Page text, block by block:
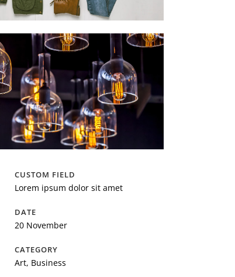
CUSTOM FIELD
Lorem ipsum dolor sit amet
DATE
20 November
CATEGORY
Art, Business